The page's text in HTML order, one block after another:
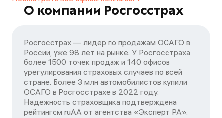
О компании Росгосстрах
Росгосстрах — лидер по продажам ОСАГО в
России, уже 98 лет на рынке. У Росгосстраха
более 1500 точек продаж и 140 офисов
урегулирования страховых случаев по всей
стране. Более 3 млн автомобилистов купили
ОСАГО в Росгосстрахе в 2022 году.
Надежность страховщика подтверждена
рейтингом ruАА от агентства «Эксперт РА».